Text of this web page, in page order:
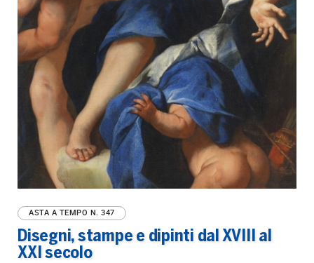
ASTA A TEMPO N. 347
Disegni, stampe e dipinti dal XVIII al
XXI secolo